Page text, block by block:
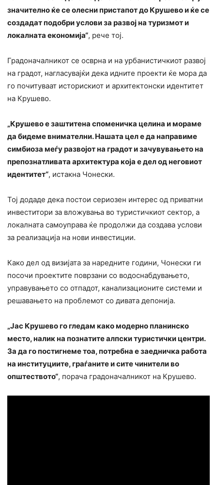
значително ќе се олесни пристапот до Крушево и ќе се
создадат подобри услови за развој на туризмот и
локалната економија“, рече тој.
Градоначалникот се осврна и на урбанистичкиот развој
на градот, нагласувајќи дека идните проекти ќе мора да
го почитуваат историскиот и архитектонски идентитет
на Крушево.
„Крушево е заштитена споменичка целина и мораме
да бидеме внимателни. Нашата цел е да направиме
симбиоза меѓу развојот на градот и зачувувањето на
препознатливата архитектура која е дел од неговиот
идентитет“, истакна Чонески.
Тој додаде дека постои сериозен интерес од приватни
инвеститори за вложувања во туристичкиот сектор, а
локалната самоуправа ќе продолжи да создава услови
за реализација на нови инвестиции.
Како дел од визијата за наредните години, Чонески ги
посочи проектите поврзани со водоснабдувањето,
управувањето со отпадот, канализационите системи и
решавањето на проблемот со дивата депонија.
„Јас Крушево го гледам како модерно планинско
место, налик на познатите алпски туристички центри.
За да го постигнеме тоа, потребна е заедничка работа
на институциите, граѓаните и сите чинители во
општеството“, порача градоначалникот на Крушево.